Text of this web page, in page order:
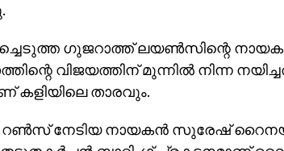
ഗുജറാത്ത് ലയണ്‍സിന്റെ
വിജയത്തിന് മുന്നില്‍ നിന്ന
കളിയിലെ താരവും.
റണ്‍സ് നേടിയ നായകന്‍ സുരേഷ്